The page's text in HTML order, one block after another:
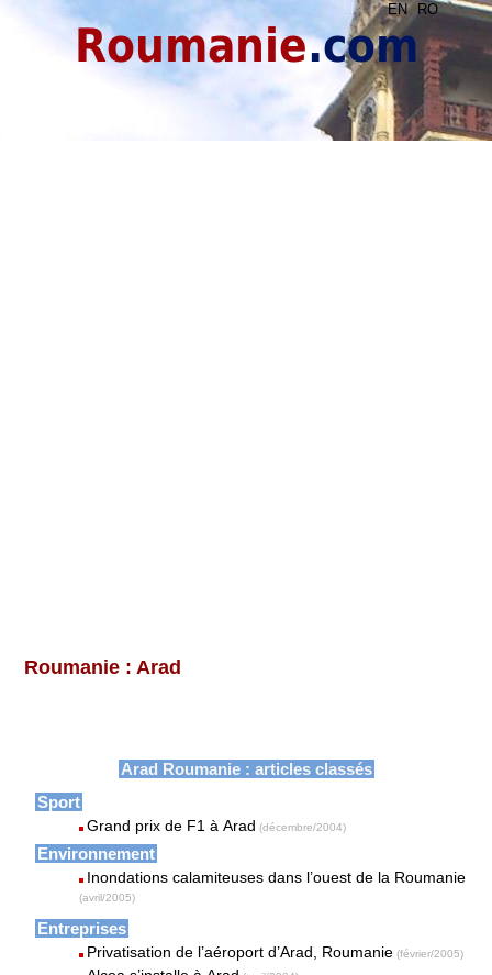
EN RO
Roumanie.com
Roumanie : Arad
Arad Roumanie : articles classés
Sport
Grand prix de F1 à Arad (décembre/2004)
Environnement
Inondations calamiteuses dans l’ouest de la Roumanie
(avril/2005)
Entreprises
Privatisation de l’aéroport d’Arad, Roumanie (février/2005)